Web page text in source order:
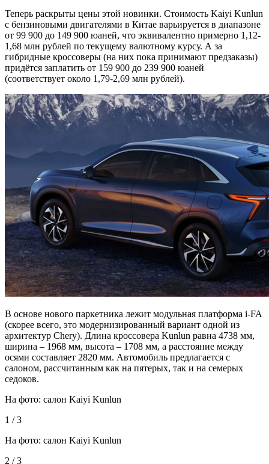
Теперь раскрыты цены этой новинки. Стоимость Kaiyi Kunlun
с бензиновыми двигателями в Китае варьируется в диапазоне
от 99 900 до 149 900 юаней, что эквивалентно примерно 1,12-
1,68 млн рублей по текущему валютному курсу. А за
гибридные кроссоверы (на них пока принимают предзаказы)
придётся заплатить от 159 900 до 239 900 юаней
(соответствует около 1,79-2,69 млн рублей).
В основе нового паркетника лежит модульная платформа i-FA
(скорее всего, это модернизированный вариант одной из
архитектур Chery). Длина кроссовера Kunlun равна 4738 мм,
ширина – 1968 мм, высота – 1708 мм, а расстояние между
осями составляет 2820 мм. Автомобиль предлагается с
салоном, рассчитанным как на пятерых, так и на семерых
седоков.
На фото: салон Kaiyi Kunlun
1 / 3
На фото: салон Kaiyi Kunlun
2 / 3